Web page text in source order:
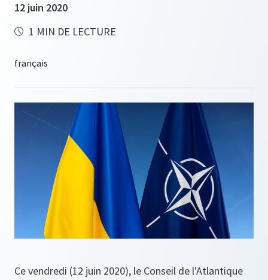
12 juin 2020
1 MIN DE LECTURE
Ce vendredi (12 juin 2020), le Conseil de l'Atlantique